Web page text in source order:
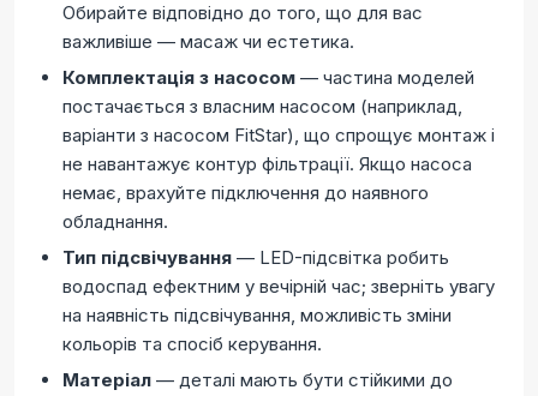
Обирайте відповідно до того, що для вас
важливіше — масаж чи естетика.
Комплектація з насосом — частина моделей
постачається з власним насосом (наприклад,
варіанти з насосом FitStar), що спрощує монтаж і
не навантажує контур фільтрації. Якщо насоса
немає, врахуйте підключення до наявного
обладнання.
Тип підсвічування — LED-підсвітка робить
водоспад ефектним у вечірній час; зверніть увагу
на наявність підсвічування, можливість зміни
кольорів та спосіб керування.
Матеріал — деталі мають бути стійкими до